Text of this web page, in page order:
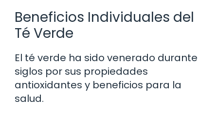
Beneficios Individuales del
Té Verde
El té verde ha sido venerado durante
siglos por sus propiedades
antioxidantes y beneficios para la
salud.